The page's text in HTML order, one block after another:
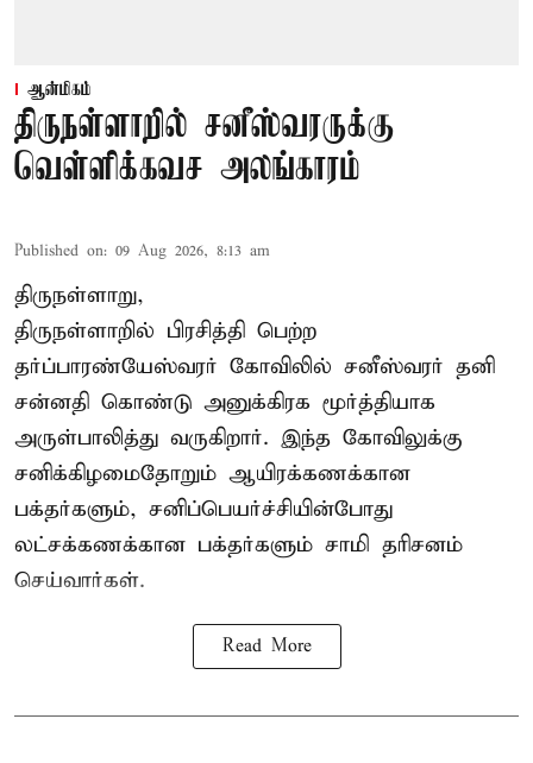
ஆன்மிகம்
திருநள்ளாறில் சனீஸ்வரருக்கு
வெள்ளிக்கவச அலங்காரம்
Published on: 09 Aug 2026, 8:13 am
திருநள்ளாறு,
திருநள்ளாறில் பிரசித்தி பெற்ற
தர்ப்பாரண்யேஸ்வரர் கோவிலில் சனீஸ்வரர் தனி
சன்னதி கொண்டு அனுக்கிரக மூர்த்தியாக
அருள்பாலித்து வருகிறார். இந்த கோவிலுக்கு
சனிக்கிழமைதோறும் ஆயிரக்கணக்கான
பக்தர்களும், சனிப்பெயர்ச்சியின்போது
லட்சக்கணக்கான பக்தர்களும் சாமி தரிசனம்
செய்வார்கள்.
Read More